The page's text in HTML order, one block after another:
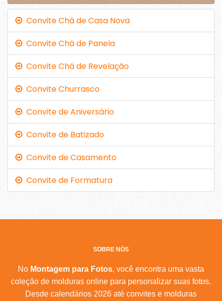
Convite Chá de Casa Nova
Convite Chá de Panela
Convite Chá de Revelação
Convite Churrasco
Convite de Aniversário
Convite de Batizado
Convite de Casamento
Convite de Formatura
SOBRE NÓS
No Montagem para Fotos, você encontra uma vasta
coleção de molduras online para personalizar suas fotos.
Desde calendários 2026 até convites e molduras